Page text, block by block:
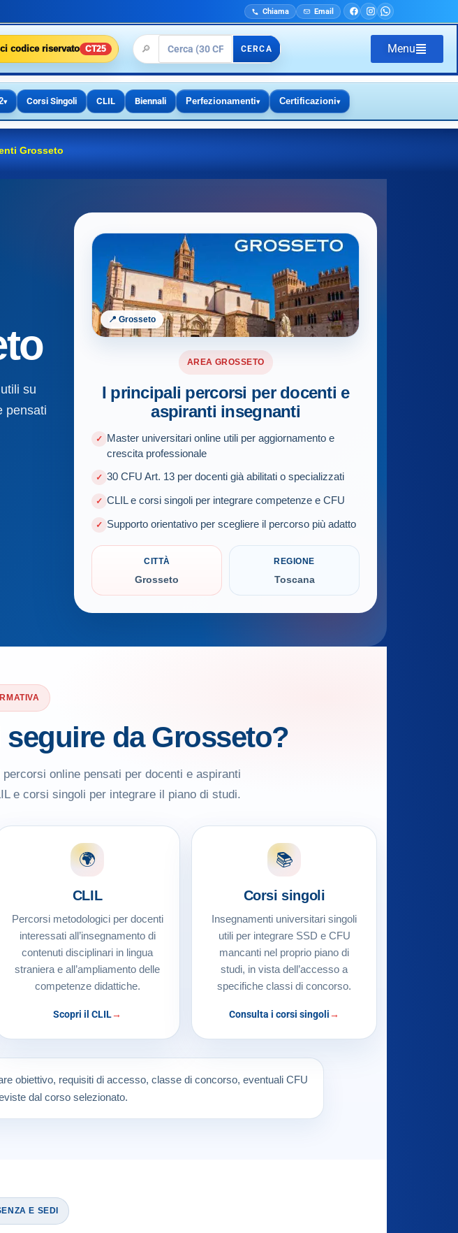
Chiama Email
codice riservato CT25 🔎 CERCA Menu
▾ Corsi Singoli CLIL Biennali Perfezionamenti▾ Certificazioni▾
Grosseto
su
pensati
📍 Grosseto
AREA GROSSETO
I principali percorsi per docenti e
aspiranti insegnanti
Master universitari online utili per aggiornamento e
crescita professionale
30 CFU Art. 13 per docenti già abilitati o specializzati
CLIL e corsi singoli per integrare competenze e CFU
Supporto orientativo per scegliere il percorso più adatto
CITTÀ
Grosseto
REGIONE
Toscana
da Grosseto?
online pensati per docenti e aspiranti
e corsi singoli per integrare il piano di studi.
🌍
CLIL
Percorsi metodologici per docenti
interessati all’insegnamento di
contenuti disciplinari in lingua
straniera e all’ampliamento delle
competenze didattiche.
Scopri il CLIL
📚
Corsi singoli
Insegnamenti universitari singoli
utili per integrare SSD e CFU
mancanti nel proprio piano di
studi, in vista dell’accesso a
specifiche classi di concorso.
Consulta i corsi singoli
obiettivo, requisiti di accesso, classe di concorso, eventuali CFU
dal corso selezionato.
E SEDI